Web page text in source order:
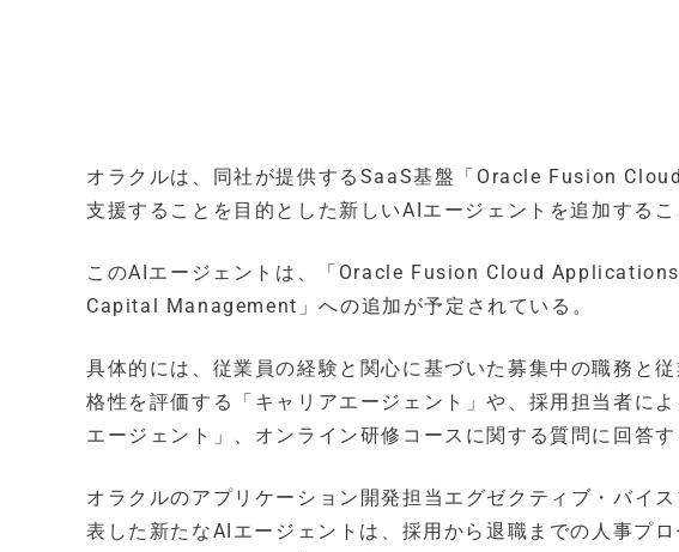
オラクルは、同社が提供するSaaS基盤「Oracle Fusion
支援することを目的とした新しいAIエージェントを追加するこ
このAIエージェントは、「Oracle Fusion Cloud
Capital Management」への追加が予定されている。
具体的には、従業員の経験と関心に基づいた募集中の職務と
格性を評価する「キャリアエージェント」や、採用担当者に
エージェント」、オンライン研修コースに関する質問に回答
オラクルのアプリケーション開発担当エグゼクティブ・バイ
表した新たなAIエージェントは、採用から退職までの人事プ